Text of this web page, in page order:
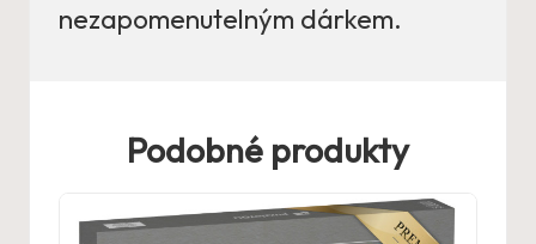
nezapomenutelným dárkem.
Podobné produkty